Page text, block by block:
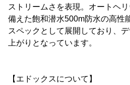
ストリームさを表現。オートヘ
備えた飽和潜水500m防水の高性
スペックとして展開しており、
上がりとなっています。
【エドックスについて】